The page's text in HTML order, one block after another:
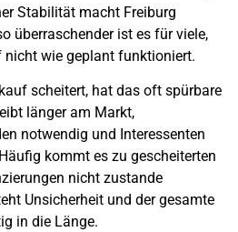
Stabilität macht Freiburg
überraschender ist es für viele,
nicht wie geplant funktioniert.
scheitert, hat das oft spürbare
länger am Markt,
notwendig und Interessenten
kommt es zu gescheiterten
nicht zustande
Unsicherheit und der gesamte
in die Länge.